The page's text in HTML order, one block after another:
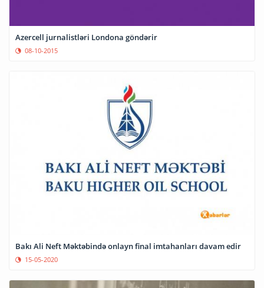
Azercell jurnalistləri Londona göndərir
08-10-2015
Bakı Ali Neft Məktəbində onlayn final imtahanları davam edir
15-05-2020